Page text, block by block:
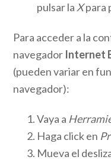
pulsar la Xpara
Para acceder a la
navegador Internet
(pueden variar en
navegador):
Vaya a
Haga click en
Mueva el